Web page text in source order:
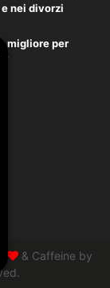
nei divorzi
migliore per
& Caffeine by